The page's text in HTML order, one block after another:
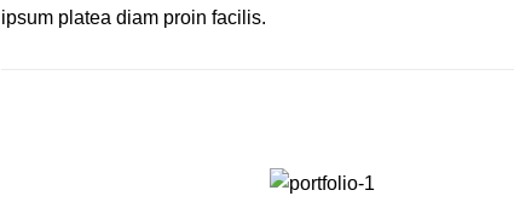
ipsum platea diam proin facilis.